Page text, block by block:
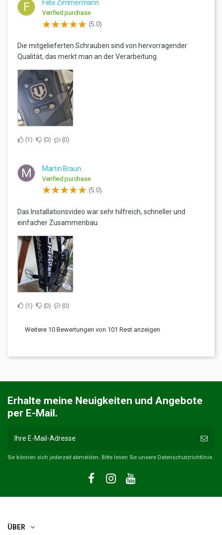
F Felix Zimmermann
Verified purchase
(5.0)
Die mitgelieferten Schrauben sind von hervorragender
Qualität, das merkt man an der Verarbeitung.
1 0 0
M Martin Braun
Verified purchase
(5.0)
Das Installationsvideo war sehr hilfreich, schneller und
einfacher Zusammenbau.
1 0 0
Weitere 10 Bewertungen von 101 Rest anzeigen
Erhalte meine Neuigkeiten und Angebote
per E-Mail.
Sie können sich jederzeit abmelden. Bitte lesen Sie unsere Datenschutzrichtlinie.
ÜBER